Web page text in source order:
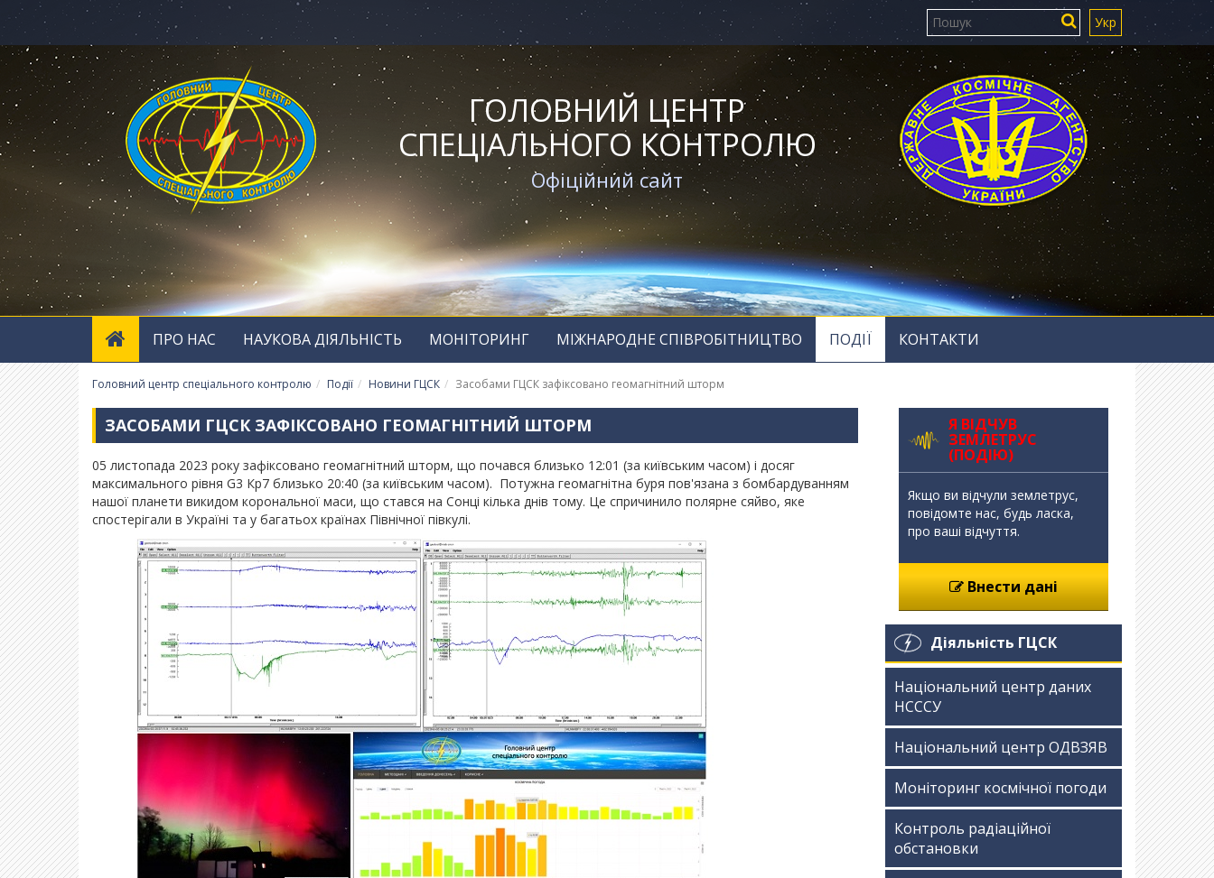
Укр
ГОЛОВНИЙ ЦЕНТР
СПЕЦІАЛЬНОГО КОНТРОЛЮ
Офіційний сайт
ПРО НАС НАУКОВА ДІЯЛЬНІСТЬ МОНІТОРИНГ МІЖНАРОДНЕ СПІВРОБІТНИЦТВО ПОДІЇ КОНТАКТИ
Головний центр спеціального контролю Події Новини ГЦСК Засобами ГЦСК зафіксовано геомагнітний шторм
ЗАСОБАМИ ГЦСК ЗАФІКСОВАНО ГЕОМАГНІТНИЙ ШТОРМ
05 листопада 2023 року зафіксовано геомагнітний шторм, що почався близько 12:01 (за київським часом) і досяг
максимального рівня G3 Кр7 близько 20:40 (за київським часом). Потужна геомагнітна буря пов'язана з бомбардуванням
нашої планети викидом корональної маси, що стався на Сонці кілька днів тому. Це спричинило полярне сяйво, яке
спостерігали в Україні та у багатьох країнах Північної півкулі.
Я ВІДЧУВ
ЗЕМЛЕТРУС
(ПОДІЮ)
Якщо ви відчули землетрус,
повідомте нас, будь ласка,
про ваші відчуття.
Внести дані
Діяльність ГЦСК
Національний центр даних
НСССУ
Національний центр ОДВЗЯВ
Моніторинг космічної погоди
Контроль радіаційної
обстановки